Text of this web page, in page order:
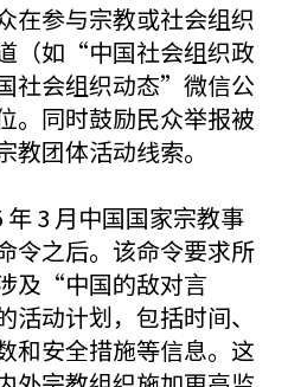
在参与宗教或社会组织
（如“中国社会组织政
社会组织动态”微信公
。同时鼓励民众举报被
团体活动线索。
3 月中国国家宗教事
令之后。该命令要求所
及“中国的敌对言
动计划，包括时间、
和安全措施等信息。这